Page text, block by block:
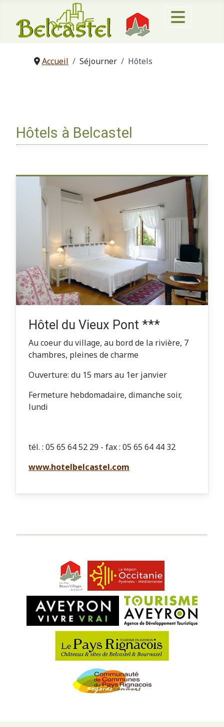
Accueil Séjourner Hôtels
Hôtels à Belcastel
Hôtel du Vieux Pont ***
Au coeur du village, au bord de la rivière, 7
chambres, pleines de charme
Ouverture: du 15 mars au 1er janvier
Fermeture hebdomadaire, dimanche soir,
lundi
tél. : 05 65 64 52 29 - fax : 05 65 64 44 32
www.hotelbelcastel.com